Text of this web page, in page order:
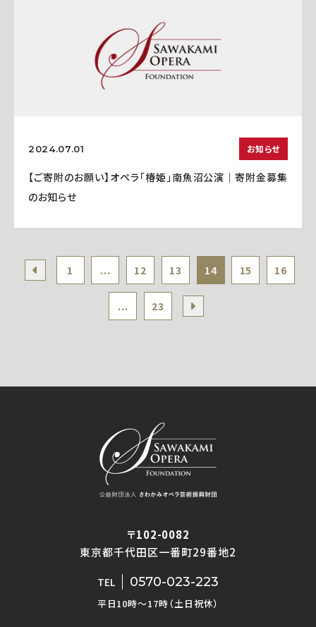
2024.07.01 お知らせ
【ご寄附のお願い】オペラ「椿姫」南魚沼公演｜寄附金募集
のお知らせ
1 ... 12 13 14 15 16
... 23
〒102-0082
東京都千代田区一番町29番地2
TEL 0570-023-223
平日10時〜17時（土日祝休）